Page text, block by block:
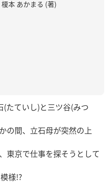
榎本 あかまる (著)
たていし)と三ツ谷(みつ
の間、立石母が突然の上
東京で仕事を探そうとして
様!?